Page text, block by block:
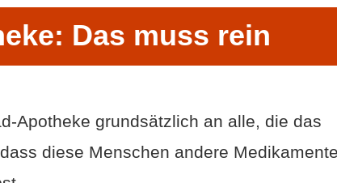
Das muss rein
Apotheke grundsätzlich an alle, die das
diese Menschen andere